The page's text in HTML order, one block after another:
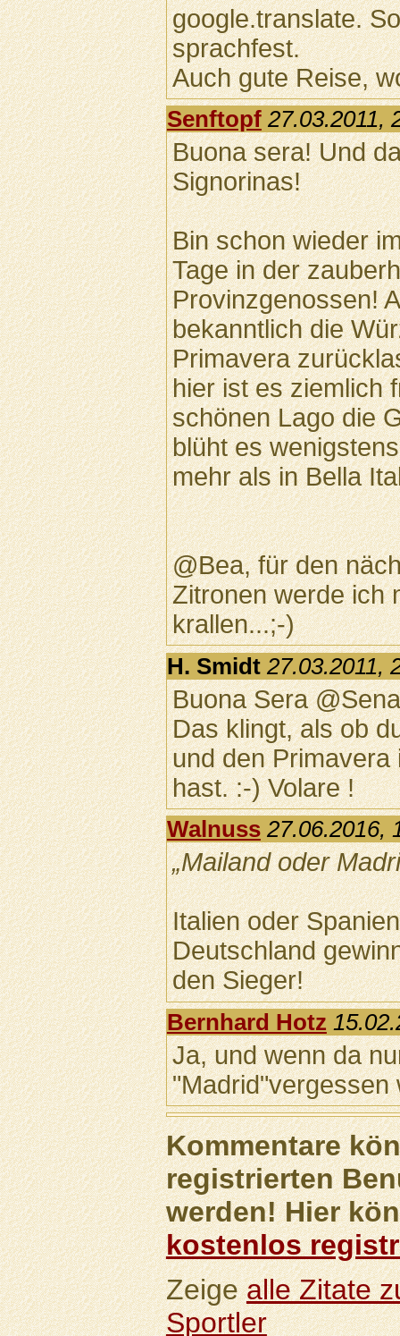
google.translate.
sprachfest.
Auch gute Reise,
Senftopf 27.03.2011,
Buona sera! Und
Signorinas!
Bin schon wieder
Tage in der
Provinzgenossen!
bekanntlich die
Primavera
hier ist es ziemlich
schönen Lago die
blüht es
mehr als in Bella
@Bea, für den
Zitronen werde ich
krallen...;-)
H. Smidt 27.03.2011,
Buona Sera
Das klingt, als ob
und den
hast. :-) Volare !
Walnuss 27.06.2016,
„Mailand oder
Italien oder
Deutschland
den Sieger!
Bernhard Hotz
Ja, und wenn da
"Madrid"vergessen
Kommentare
registrierten
werden! Hier
kostenlos
Zeigealle Zitate
Sportler